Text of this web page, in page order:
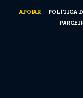
APOIAR POLÍTICA